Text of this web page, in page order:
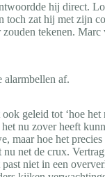
hij direct.
toch zat hij met zijn
tekenen.
alarmbellen af.
geleid tot ‘hoe het
het nu zover heeft
maar hoe het
net de crux.
niet in een